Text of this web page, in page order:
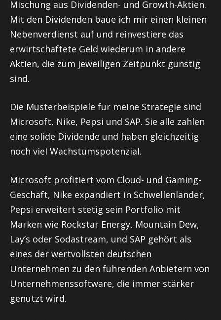
Mischung aus Dividenden- und Growth-Aktien.
Mit den Dividenden baue ich mir einen kleinen
Nebenverdienst auf und reinvestiere das
erwirtschaftete Geld wiederum in andere
Aktien, die zum jeweiligen Zeitpunkt günstig
sind.
Die Musterbeispiele für meine Strategie sind
Microsoft, Nike, Pepsi und SAP. Sie alle zahlen
eine solide Dividende und haben gleichzeitig
noch viel Wachstumspotenzial.
Microsoft profitiert vom Cloud- und Gaming-
Geschäft, Nike expandiert in Schwellenländer,
Pepsi erweitert stetig sein Portfolio mit
Marken wie Rockstar Energy, Mountain Dew,
Lay’s oder Sodastream, und SAP gehört als
eines der wertvollsten deutschen
Unternehmen zu den führenden Anbietern von
Unternehmenssoftware, die immer stärker
genutzt wird.